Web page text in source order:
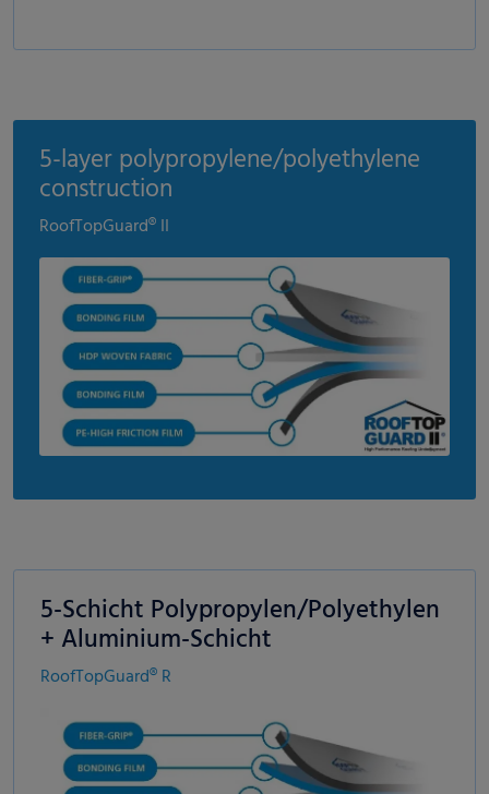
5-layer polypropylene/polyethylene
construction
RoofTopGuard® II
5-Schicht Polypropylen/Polyethylen
+ Aluminium-Schicht
RoofTopGuard® R